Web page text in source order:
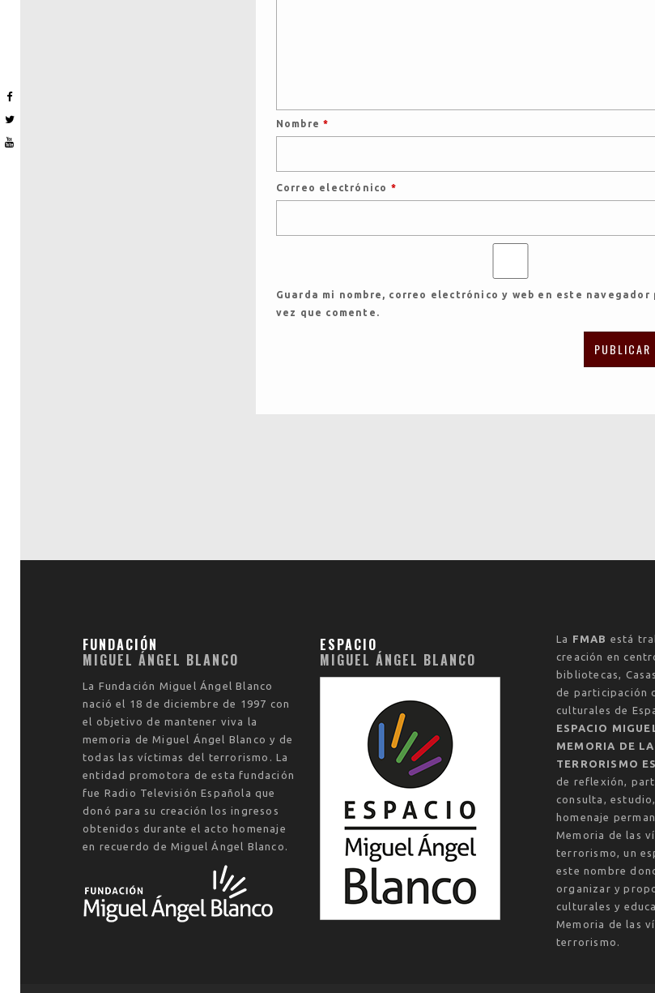
Nombre*
Correo electrónico *
Guarda mi nombre, correo electrónico y web en este navegador
vez que comente.
FUNDACIÓN
MIGUEL ÁNGEL BLANCO
La Fundación Miguel Ángel Blanco
nació el 18 de diciembre de 1997 con
el objetivo de mantener viva la
memoria de Miguel Ángel Blanco y de
todas las víctimas del terrorismo. La
entidad promotora de esta fundación
fue Radio Televisión Española que
donó para su creación los ingresos
obtenidos durante el acto homenaje
en recuerdo de Miguel Ángel Blanco.
ESPACIO
MIGUEL ÁNGEL BLANCO
La FMAB está
creación en
bibliotecas,
de participación
culturales de
ESPACIO
MEMORIA DE
TERRORISMO
de reflexión,
consulta,
homenaje
Memoria de las
terrorismo, un
este nombre
organizar y
culturales y
Memoria de las
terrorismo.